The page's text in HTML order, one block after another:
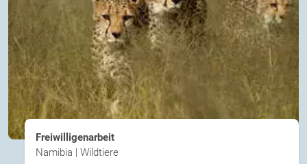
Freiwilligenarbeit
Namibia | Wildtiere